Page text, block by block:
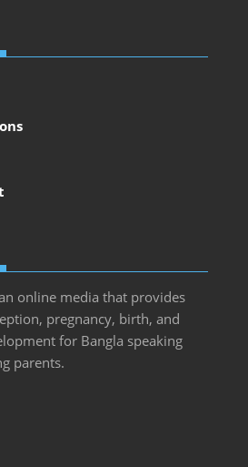
online media that provides
pregnancy, birth, and
for Bangla speaking
parents.